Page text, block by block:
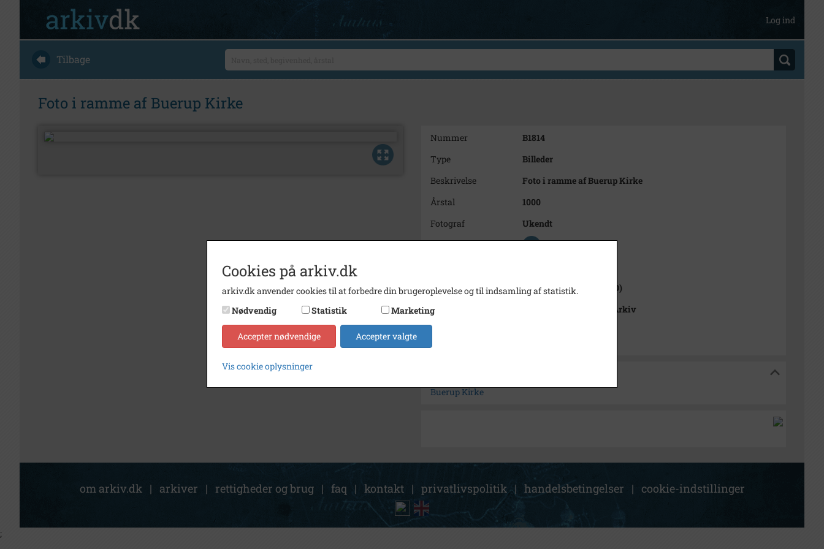
Log ind
Tilbage
Foto i ramme af Buerup Kirke
Nummer
B1814
Type
Billeder
Beskrivelse
Foto i ramme af Buerup Kirke
Årstal
1000
Fotograf
Ukendt
Se på kort
Enhed
Buerup Sogn (1921-2050)
Arkiv
Høng Lokalhistoriske Arkiv
Buerup Kirke
om arkiv.dk | arkiver | rettigheder og brug | faq | kontakt | privatlivspolitik | handelsbetingelser | cookie-indstillinger
Cookies på arkiv.dk
arkiv.dk anvender cookies til at forbedre din brugeroplevelse og til indsamling af statistik.
Nødvendig
Statistik Marketing
Accepter nødvendige Accepter valgte
Vis cookie oplysninger
;